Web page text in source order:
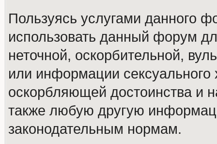
Пользуясь услугами данного
использовать данный форум
неточной, оскорбительной,
или информации
оскорбляющей достоинства и
также любую другую
законодательным нормам.